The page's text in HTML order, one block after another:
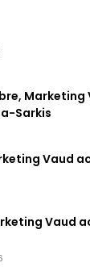
Marketing
Sarkis
Vaud
Vaud